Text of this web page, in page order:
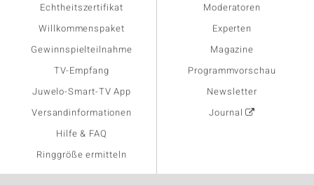
Echtheitszertifikat
Willkommenspaket
Gewinnspielteilnahme
TV-Empfang
Juwelo-Smart-TV App
Versandinformationen
Hilfe & FAQ
Ringgröße ermitteln
Moderatoren
Experten
Magazine
Programmvorschau
Newsletter
Journal